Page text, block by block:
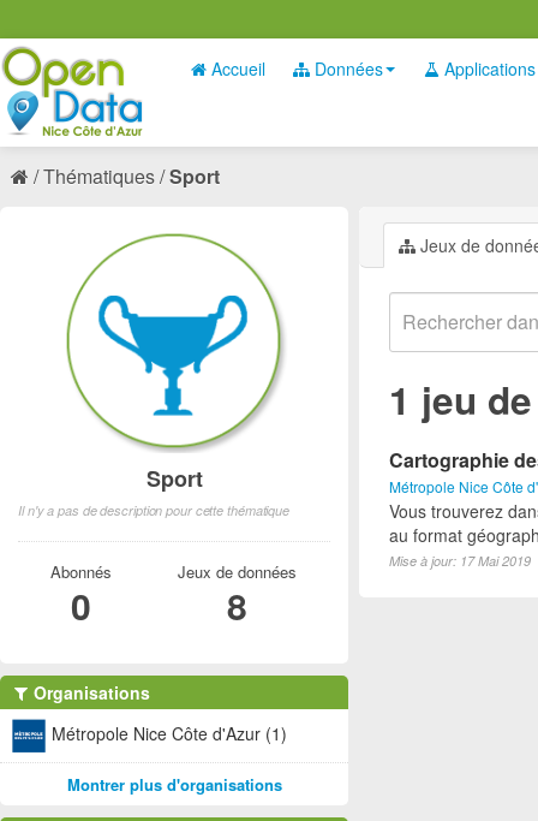
Accueil Données Applications
Thématiques Sport
Jeux de
1 jeu
Cartographie
Métropole Nice Côte
Vous trouverez
au format
Mise à jour: 17 Mai 2019
Sport
Il n'y a pas de description pour cette thématique
Abonnés
0
Jeux de données
8
Organisations
Métropole Nice Côte d'Azur (1)
Montrer plus d'organisations